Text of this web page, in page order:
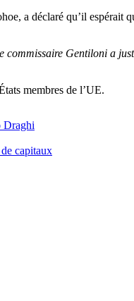
a déclaré qu’il
commissaire Gentiloni a
membres de l’UE.
Draghi
capitaux